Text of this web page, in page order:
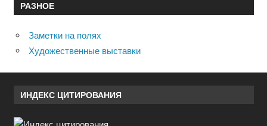
РАЗНОЕ
Заметки на полях
Художественные выставки
ИНДЕКС ЦИТИРОВАНИЯ